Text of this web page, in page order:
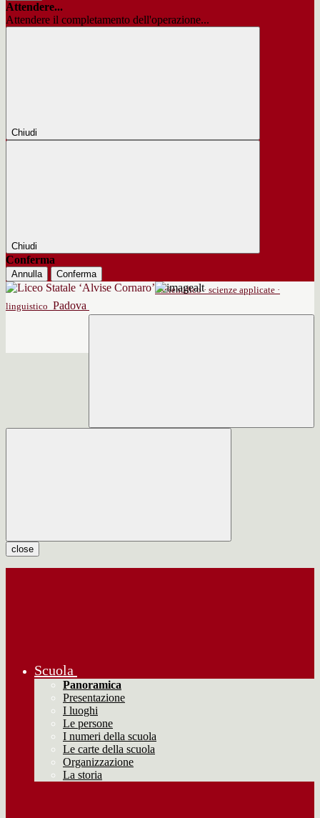
Attendere...
Attendere il completamento dell'operazione...
Chiudi
Chiudi
Conferma
Annulla
Conferma
scientifico · scienze applicate ·
linguistico Padova
close
Scuola
Panoramica
Presentazione
I luoghi
Le persone
I numeri della scuola
Le carte della scuola
Organizzazione
La storia